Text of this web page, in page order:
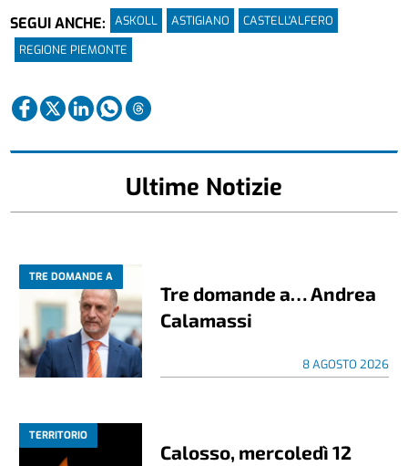
SEGUI ANCHE:
ASKOLL ASTIGIANO
CASTELL'ALFERO
REGIONE PIEMONTE
Ultime Notizie
TRE DOMANDE A
Tre domande a… Andrea
Calamassi
8 AGOSTO 2026
TERRITORIO
Calosso, mercoledì 12